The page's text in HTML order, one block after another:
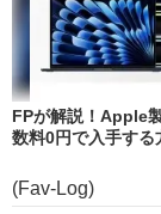
FPが解説！Apple
数料0円で入手する
(Fav-Log)